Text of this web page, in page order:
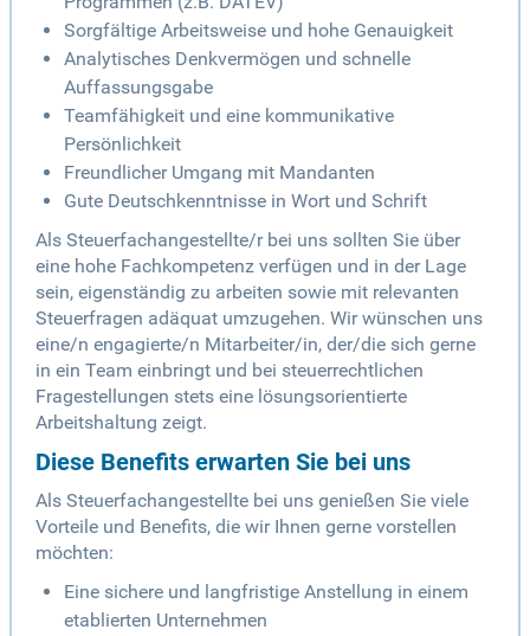
Sorgfältige Arbeitsweise und hohe Genauigkeit
Analytisches Denkvermögen und schnelle
Auffassungsgabe
Teamfähigkeit und eine kommunikative
Persönlichkeit
Freundlicher Umgang mit Mandanten
Gute Deutschkenntnisse in Wort und Schrift
Als Steuerfachangestellte/r bei uns sollten Sie über
eine hohe Fachkompetenz verfügen und in der Lage
sein, eigenständig zu arbeiten sowie mit relevanten
Steuerfragen adäquat umzugehen. Wir wünschen uns
eine/n engagierte/n Mitarbeiter/in, der/die sich gerne
in ein Team einbringt und bei steuerrechtlichen
Fragestellungen stets eine lösungsorientierte
Arbeitshaltung zeigt.
Diese Benefits erwarten Sie bei uns
Als Steuerfachangestellte bei uns genießen Sie viele
Vorteile und Benefits, die wir Ihnen gerne vorstellen
möchten:
Eine sichere und langfristige Anstellung in einem
etablierten Unternehmen